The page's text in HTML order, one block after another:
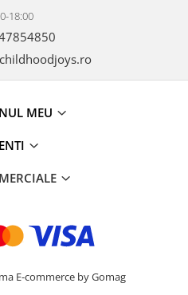
18:00
MEU
E-commerce by Gomag